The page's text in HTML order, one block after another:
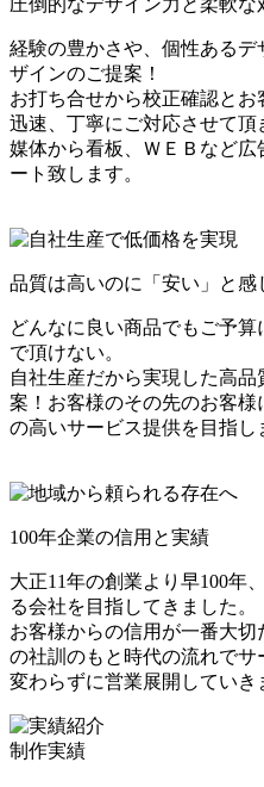
圧倒的なデザイン力と柔軟な
経験の豊かさや、個性ある
ザインのご提案！
お打ち合せから校正確認と
迅速、丁寧にご対応させて
媒体から看板、ＷＥＢなど
ート致します。
品質は高いのに「安い」と感
どんなに良い商品でもご予
で頂けない。
自社生産だから実現した高
案！お客様のその先のお客
の高いサービス提供を目指し
100年企業の信用と実績
大正11年の創業より早100年
る会社を目指してきました。
お客様からの信用が一番大切
の社訓のもと時代の流れで
変わらずに営業展開していき
制作実績